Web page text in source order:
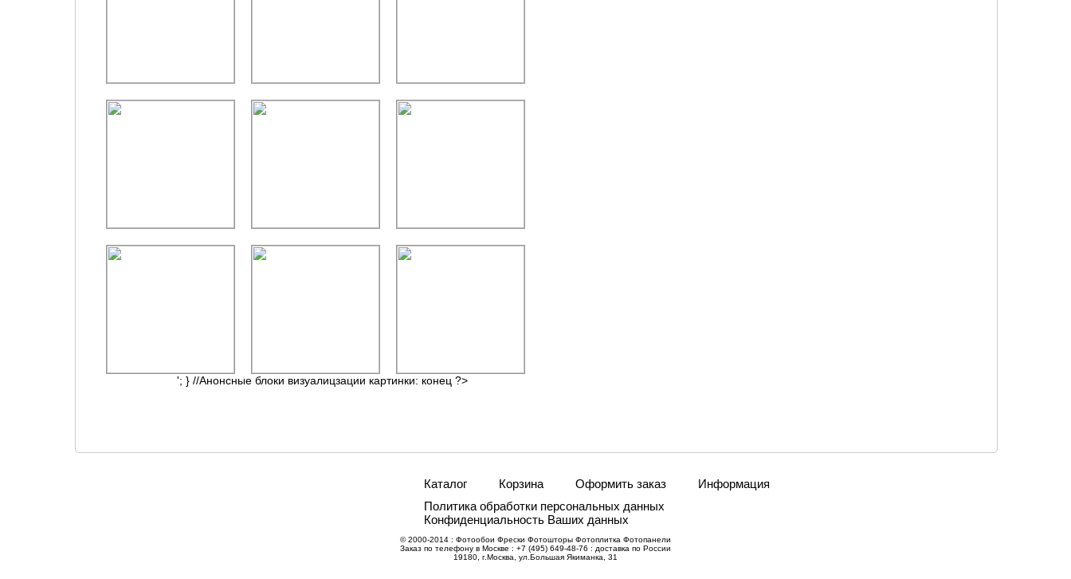
'; } //Анонсные блоки визуалицзации картинки: конец ?>
Каталог Корзина Оформить заказ
Информация
Политика обработки персональных данных
Конфиденциальность Ваших данных
© 2000-2014 : Фотообои Фрески Фотошторы Фотоплитка Фотопанели
Заказ по телефону в Москве : +7 (495) 649-48-76 : доставка по России
19180, г.Москва, ул.Большая Якиманка, 31